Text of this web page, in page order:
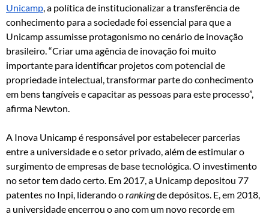
Unicamp, a política de institucionalizar a transferência de
conhecimento para a sociedade foi essencial para que a
Unicamp assumisse protagonismo no cenário de inovação
brasileiro. “Criar uma agência de inovação foi muito
importante para identificar projetos com potencial de
propriedade intelectual, transformar parte do conhecimento
em bens tangíveis e capacitar as pessoas para este processo”,
afirma Newton.
A Inova Unicamp é responsável por estabelecer parcerias
entre a universidade e o setor privado, além de estimular o
surgimento de empresas de base tecnológica. O investimento
no setor tem dado certo. Em 2017, a Unicamp depositou 77
patentes no Inpi, liderando orankingde depósitos. E, em 2018,
a universidade encerrou o ano com um novo recorde em